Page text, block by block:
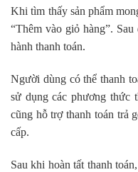
Khi tìm thấy sản phẩm
“Thêm vào giỏ hàng”.
hành thanh toán.
Người dùng có thể thanh
sử dụng các phương thức
cũng hỗ trợ thanh toán trả
cấp.
Sau khi hoàn tất thanh